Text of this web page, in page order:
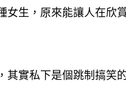
女生 ， 原來能讓人在欣
， 其實私下是個跳制搞笑